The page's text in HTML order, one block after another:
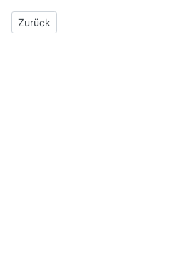
Vorheriger Beitrag: Märchenviertel
Zurück